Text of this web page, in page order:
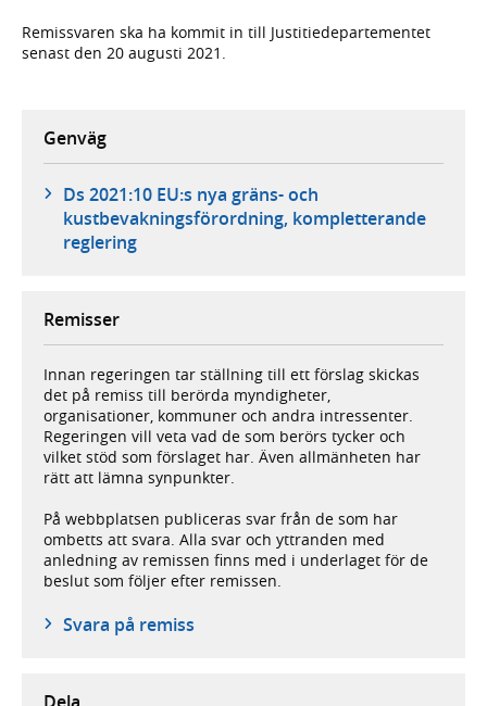
Remissvaren ska ha kommit in till Justitie­departe­mentet
senast den 20 augusti 2021.
Genväg
Ds 2021:10 EU:s nya gräns- och
kustbevakningsförordning, kompletterande
reglering
Remisser
Innan regeringen tar ställning till ett förslag skickas
det på remiss till berörda myndigheter,
organisationer, kommuner och andra intressenter.
Regeringen vill veta vad de som berörs tycker och
vilket stöd som förslaget har. Även allmänheten har
rätt att lämna synpunkter.
På webbplatsen publiceras svar från de som har
ombetts att svara. Alla svar och yttranden med
anledning av remissen finns med i underlaget för de
beslut som följer efter remissen.
Svara på remiss